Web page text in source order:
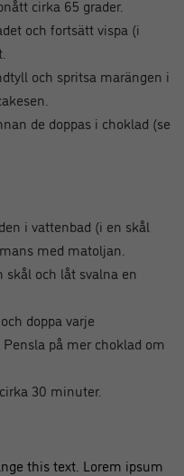
cirka 65 grader.
och fortsätt vispa (i
och spritsa marängen i
de doppas i choklad (se
i vattenbad (i en skål
med matoljan.
och låt svalna en
doppa varje
på mer choklad om
30 minuter.
this text. Lorem ipsum